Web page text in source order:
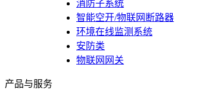
消防子系统
智能空开/物联网断路器
环境在线监测系统
安防类
物联网网关
产品与服务